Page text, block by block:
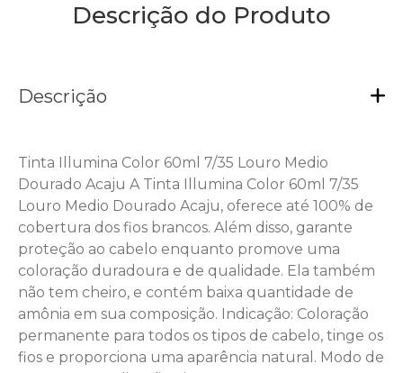
Descrição do Produto
Descrição
Tinta Illumina Color 60ml 7/35 Louro Medio
Dourado Acaju A Tinta Illumina Color 60ml 7/35
Louro Medio Dourado Acaju, oferece até 100% de
cobertura dos fios brancos. Além disso, garante
proteção ao cabelo enquanto promove uma
coloração duradoura e de qualidade. Ela também
não tem cheiro, e contém baixa quantidade de
amônia em sua composição. Indicação: Coloração
permanente para todos os tipos de cabelo, tinge os
fios e proporciona uma aparência natural. Modo de